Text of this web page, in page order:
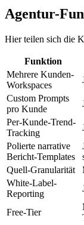
Agentur-
Hier teilen sich die
Funktion
Mehrere Kunden-
Workspaces
Custom Prompts
pro Kunde
Per-Kunde-Trend-
Tracking
Polierte narrative
Bericht-Templates
Quell-Granularität
White-Label-
Reporting
Free-Tier